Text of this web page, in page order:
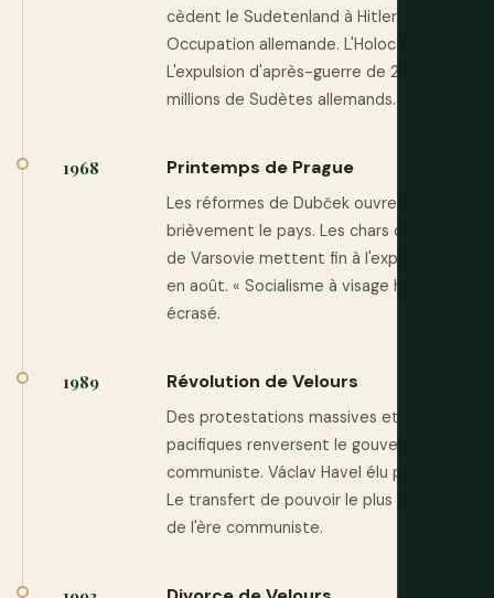
cèdent le Sudetenland à Hitler.
Occupation allemande. L'Holocauste.
L'expulsion d'après-guerre de 2,5–3
millions de Sudètes allemands.
1968 Printemps de Prague
Les réformes de Dubček ouvrent
brièvement le pays. Les chars du Pacte
de Varsovie mettent fin à l'expérience
en août. « Socialisme à visage humain »
écrasé.
1989 Révolution de Velours
Des protestations massives et
pacifiques renversent le gouvernement
communiste. Václav Havel élu président.
Le transfert de pouvoir le plus pacifique
de l'ère communiste.